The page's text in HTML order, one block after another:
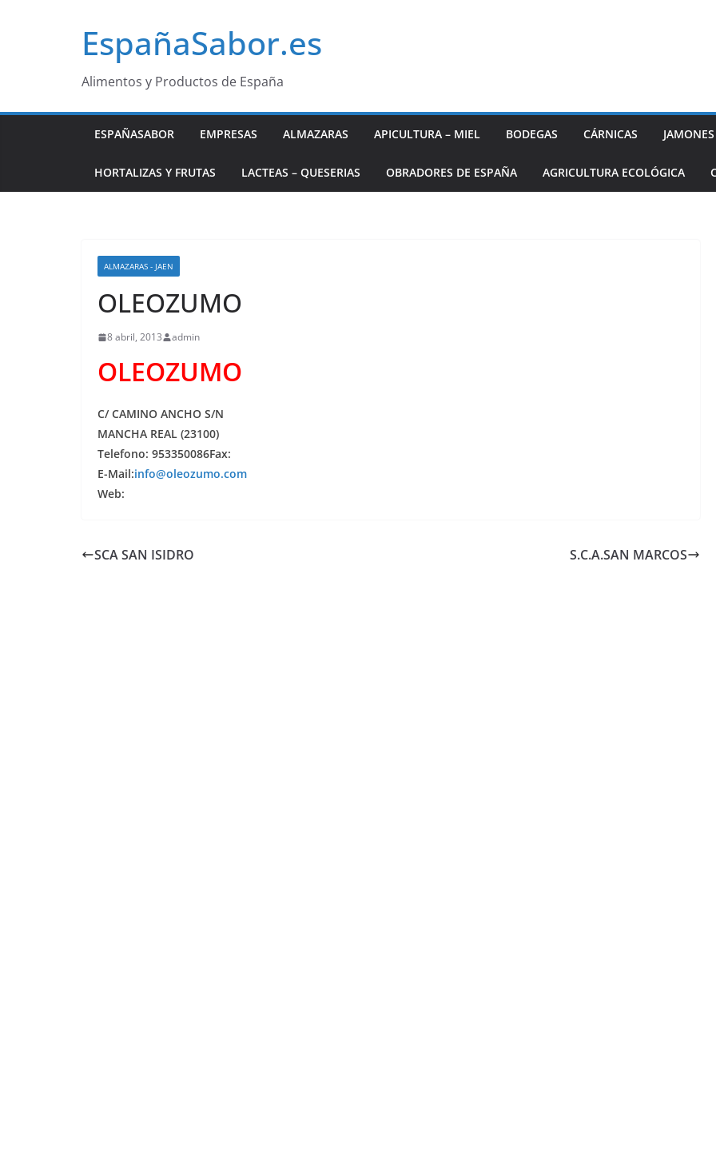
EspañaSabor.es
Alimentos y Productos de España
ESPAÑASABOR EMPRESAS ALMAZARAS APICULTURA – MIEL BODEGAS CÁRNICAS
HORTALIZAS Y FRUTAS LACTEAS – QUESERIAS OBRADORES DE ESPAÑA AGRICULTURA ECOLÓGICA
ALMAZARAS - JAEN
OLEOZUMO
8 abril, 2013 admin
OLEOZUMO
C/ CAMINO ANCHO S/N
MANCHA REAL (23100)
Telefono: 953350086Fax:
E-Mail:info@oleozumo.com
Web:
SCA SAN ISIDRO S.C.A.SAN MARCOS